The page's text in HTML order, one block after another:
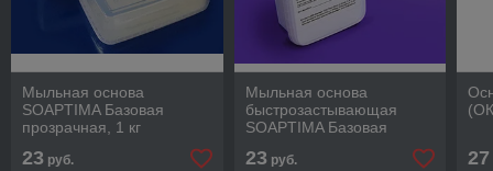
Мыльная основа
SOAPTIMA Базовая
прозрачная, 1 кг
23 руб.
Мыльная основа
быстрозастывающая
SOAPTIMA Базовая
23руб. 27